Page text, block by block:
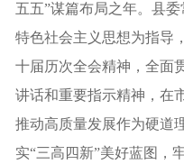
五五”谋篇布局之年。县
特色社会主义思想为指导
十届历次全会精神，全面
讲话和重要指示精神，在
推动高质量发展作为硬道
实“三高四新”美好蓝图，